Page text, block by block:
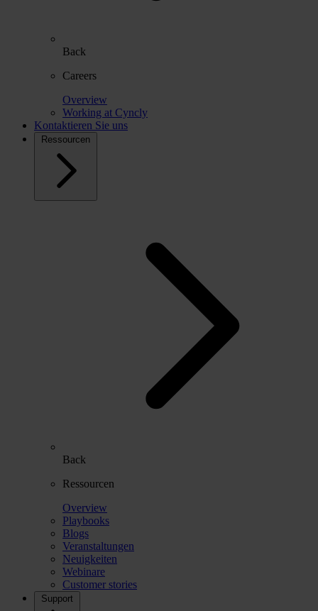
Back
Careers
Overview
Working at Cyncly
Kontaktieren Sie uns
Ressourcen
Back
Ressourcen
Overview
Playbooks
Blogs
Veranstaltungen
Neuigkeiten
Webinare
Customer stories
Support